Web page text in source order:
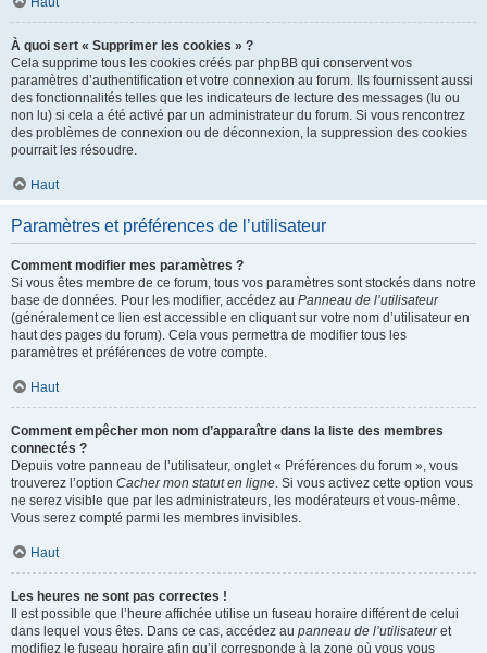
À quoi sert « Supprimer les cookies » ?
Cela supprime tous les cookies créés par phpBB qui conservent vos
paramètres d’authentification et votre connexion au forum. Ils fournissent aussi
des fonctionnalités telles que les indicateurs de lecture des messages (lu ou
non lu) si cela a été activé par un administrateur du forum. Si vous rencontrez
des problèmes de connexion ou de déconnexion, la suppression des cookies
pourrait les résoudre.
Haut
Paramètres et préférences de l’utilisateur
Comment modifier mes paramètres ?
Si vous êtes membre de ce forum, tous vos paramètres sont stockés dans notre
base de données. Pour les modifier, accédez au Panneau de l’utilisateur
(généralement ce lien est accessible en cliquant sur votre nom d’utilisateur en
haut des pages du forum). Cela vous permettra de modifier tous les
paramètres et préférences de votre compte.
Haut
Comment empêcher mon nom d’apparaître dans la liste des membres
connectés ?
Depuis votre panneau de l’utilisateur, onglet « Préférences du forum », vous
trouverez l’option Cacher mon statut en ligne. Si vous activez cette option vous
ne serez visible que par les administrateurs, les modérateurs et vous-même.
Vous serez compté parmi les membres invisibles.
Haut
Les heures ne sont pas correctes !
Il est possible que l’heure affichée utilise un fuseau horaire différent de celui
dans lequel vous êtes. Dans ce cas, accédez au panneau de l’utilisateuret
modifiez le fuseau horaire afin qu’il corresponde à la zone où vous vous